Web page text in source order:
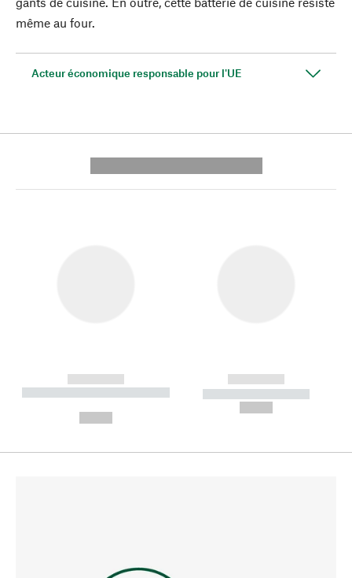
même au four.
Acteur économique responsable pour l'UE
------------
----------- ----------- --------
------------
----------- -----------